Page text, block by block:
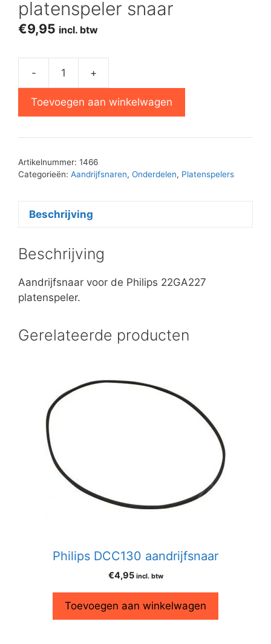
platenspeler snaar
€9,95 incl. btw
-
platenspeler
aantal
+
Toevoegen aan winkelwagen
Artikelnummer: 1466
Categorieën: Aandrijfsnaren, Onderdelen, Platenspelers
Beschrijving
Beschrijving
Aandrijfsnaar voor de Philips 22GA227
platenspeler.
Gerelateerde producten
Philips DCC130 aandrijfsnaar
€4,95 incl. btw
Toevoegen aan winkelwagen